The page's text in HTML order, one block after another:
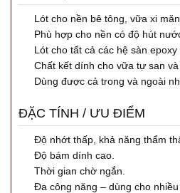
Lót cho nền bê tông, vữa xi
Phù hợp cho nền có độ hút
Lót cho tất cả các hệ sàn epoxy
Chất kết dính cho vữa tự san và
Dùng được cả trong và ngoài
ĐẶC TÍNH / ƯU ĐIỂM
Độ nhớt thấp, khả năng thẩm
Độ bám dính cao.
Thời gian chờ ngắn.
Đa công năng – dùng cho nhiều